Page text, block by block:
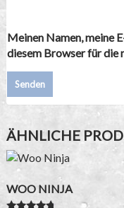
Meinen Namen, meine
diesem Browser für die
ÄHNLICHE
WOO NINJA